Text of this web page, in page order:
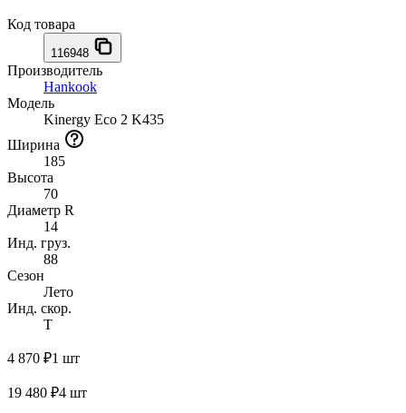
Код товара
116948
Производитель
Hankook
Модель
Kinergy Eco 2 K435
Ширина
185
Высота
70
Диаметр R
14
Инд. груз.
88
Сезон
Лето
Инд. скор.
T
4 870 ₽1 шт
19 480 ₽4 шт